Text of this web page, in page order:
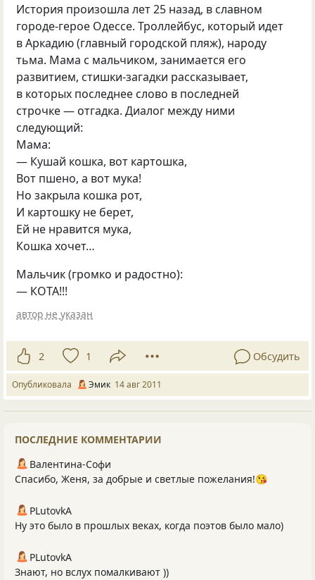
История произошла лет 25 назад, в славном
городе-герое Одессе. Троллейбус, который идет
в Аркадию(главный городской пляж), народу
тьма. Мама с мальчиком, занимается его
развитием, стишки-загадки рассказывает,
в которых последнее слово в последней
строчке — отгадка. Диалог между ними
следующий:
Мама:
— Кушай кошка, вот картошка,
Вот пшено, а вот мука!
Но закрыла кошка рот,
И картошку не берет,
Ей не нравится мука,
Кошка хочет…
Мальчик(громко и радостно):
— КОТА!!!
автор не указан
2 1 Обсудить
Опубликовала Эмик 14 авг 2011
ПОСЛЕДНИЕ КОММЕНТАРИИ
Валентина-Софи
Спасибо, Женя, за добрые и светлые пожелания!😘
PLutоvkА
Ну это было в прошлых веках, когда поэтов было мало)
PLutоvkА
Знают, но вслух помалкивают ))